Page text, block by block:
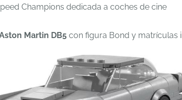
Champions dedicada a coches de cine
Martin DB5 con figura Bond y matrículas